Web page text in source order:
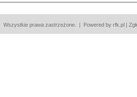
Wszystkie prawa zastrzeżone. | Powered by rfk.pl |